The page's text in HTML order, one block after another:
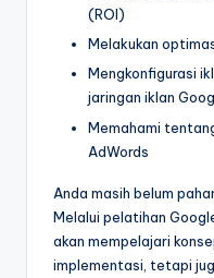
(ROI)
Melakukan
Mengkonfigurasi
jaringan iklan
Memahami
AdWords
Anda masih belum
Melalui pelatihan
akan mempelajari
implementasi, tetapi